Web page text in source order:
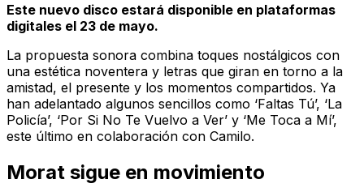
Este nuevo disco estará disponible en plataformas
digitales el 23 de mayo.
La propuesta sonora combina toques nostálgicos con
una estética noventera y letras que giran en torno a la
amistad, el presente y los momentos compartidos. Ya
han adelantado algunos sencillos como ‘Faltas Tú’, ‘La
Policía’, ‘Por Si No Te Vuelvo a Ver’ y ‘Me Toca a Mí’,
este último en colaboración con Camilo.
Morat sigue en movimiento